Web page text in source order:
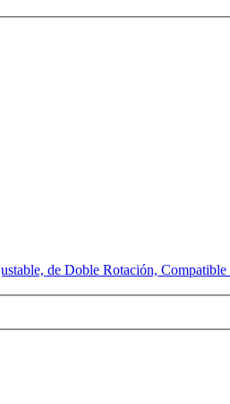
de Doble Rotación,